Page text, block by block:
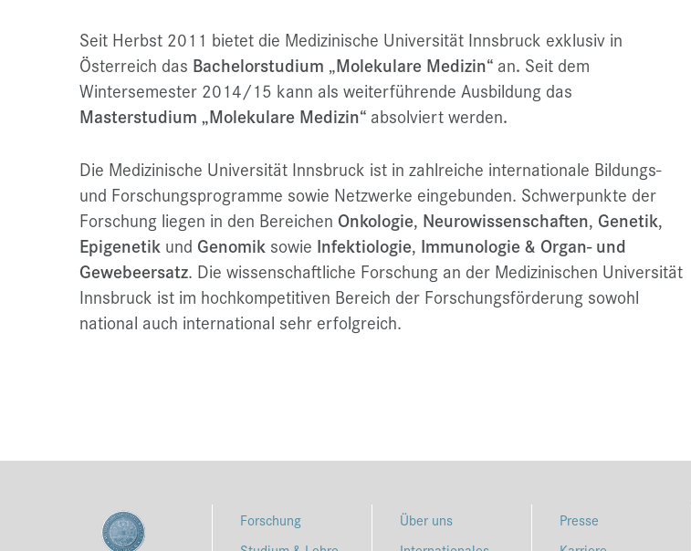
Seit Herbst 2011 bietet die Medizinische Universität Innsbruck exklusiv in
Österreich das Bachelorstudium „Molekulare Medizin“ an. Seit dem
Wintersemester 2014/15 kann als weiterführende Ausbildung das
Masterstudium „Molekulare Medizin“ absolviert werden.
Die Medizinische Universität Innsbruck ist in zahlreiche internationale Bildungs-
und Forschungsprogramme sowie Netzwerke eingebunden. Schwerpunkte der
Forschung liegen in den Bereichen Onkologie, Neurowissenschaften, Genetik,
Epigenetik und Genomik sowie Infektiologie, Immunologie & Organ- und
Gewebeersatz. Die wissenschaftliche Forschung an der Medizinischen Universität
Innsbruck ist im hochkompetitiven Bereich der Forschungsförderung sowohl
national auch international sehr erfolgreich.
Forschung
Über uns
Presse